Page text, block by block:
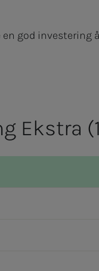
god investering
Ekstra